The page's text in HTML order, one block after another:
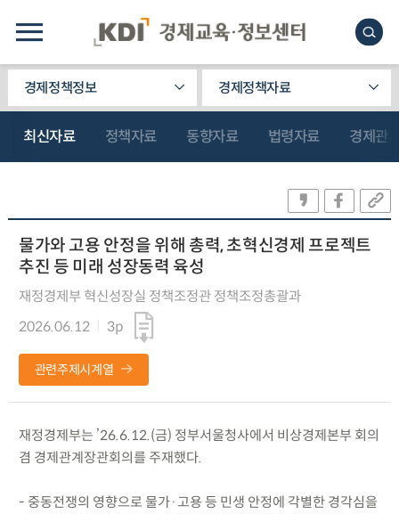
경제정책정보 경제정책자료
최신자료 정책자료 동향자료 법령자료 경제관
물가와 고용 안정을 위해 총력, 초혁신경제 프로젝트
추진 등 미래 성장동력 육성
재정경제부 혁신성장실 정책조정관 정책조정총괄과
2026.06.12
3p
관련주제시계열
재정경제부는 ’26.6.12.(금) 정부서울청사에서 비상경제본부 회의
겸 경제관계장관회의를 주재했다.
- 중동전쟁의 영향으로 물가·고용 등 민생 안정에 각별한 경각심을